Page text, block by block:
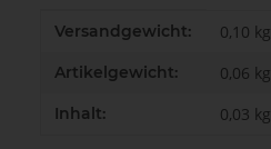
Produkteigenschaft
Wert
Versandgewicht: 0,10 kg
Artikelgewicht: 0,06 kg
Inhalt: 0,03 kg